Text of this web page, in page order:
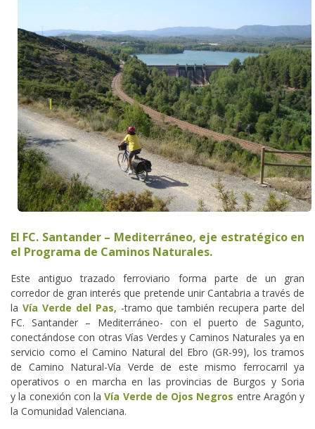
El FC. Santander – Mediterráneo, eje estratégico en
el Programa de Caminos Naturales.
Este antiguo trazado ferroviario forma parte de un gran
corredor de gran interés que pretende unir Cantabria a través de
la Vía Verde del Pas, -tramo que también recupera parte del
FC. Santander – Mediterráneo- con el puerto de Sagunto,
conectándose con otras Vías Verdes y Caminos Naturales ya en
servicio como el Camino Natural del Ebro (GR-99), los tramos
de Camino Natural-Vía Verde de este mismo ferrocarril ya
operativos o en marcha en las provincias de Burgos y Soria
y la conexión con laVía Verde de Ojos Negros entre Aragón y
la Comunidad Valenciana.